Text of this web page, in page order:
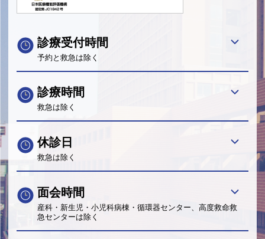
診療受付時間
予約と救急は除く
診療時間
救急は除く
休診日
救急は除く
面会時間
産科・新生児・小児科病棟・循環器センター、高度救命救
急センターは除く